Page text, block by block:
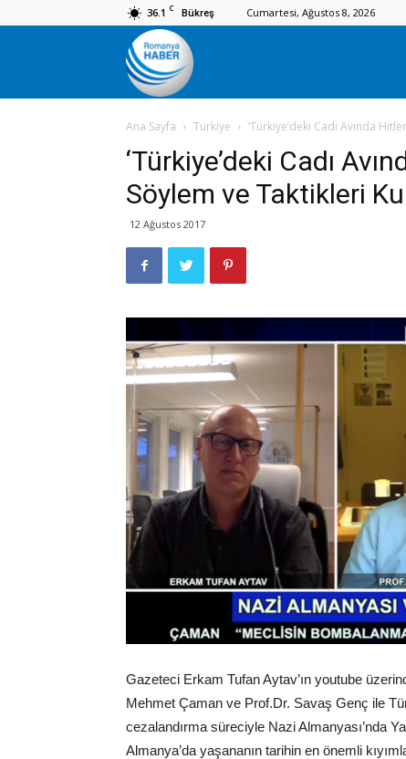
36.1 C Bükreş Cumartesi, Ağustos 8, 2026
Romanya
Haber
Ana Sayfa Türkiye ‘Türkiye’deki Cadı Avında
‘Türkiye’deki Cadı
Söylem ve Taktikleri
12 Ağustos 2017
Gazeteci Erkam Tufan Aytav’ın youtube
Mehmet Çaman ve Prof.Dr. Savaş Genç ile
cezalandırma süreciyle Nazi Almanyası’nda
Almanya’da yaşananın tarihin en önemli